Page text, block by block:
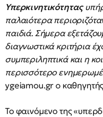
Υπερκινητικότητας
παλαιότερα
παιδιά. Σήμερα
διαγνωστικά κριτήρια
συμπεριληπτικά και η
περισσότερο
ygeiamou.gr ο
Το φαινόμενο της